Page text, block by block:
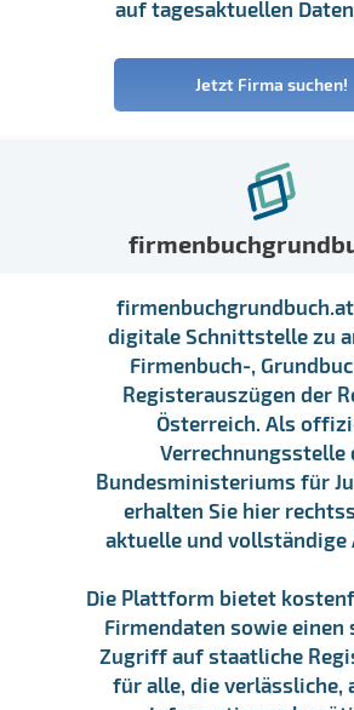
auf tagesaktuellen
Jetzt Firma suchen!
digitale Schnittstelle zu
Firmenbuch-,
Registerauszügen der
Österreich. Als
Verrechnungsstelle
Bundesministeriums für
erhalten Sie hier
aktuelle und vollständige
Die Plattform bietet
Firmendaten sowie einen
Zugriff auf staatliche
für alle, die verlässliche,